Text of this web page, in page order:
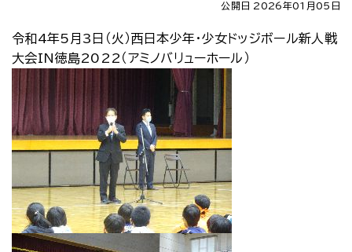
公開日 2026年01月05日
令和4年5月3日（火）西日本少年・少女ドッジボール新人戦
大会IN徳島2022（アミノバリューホール）